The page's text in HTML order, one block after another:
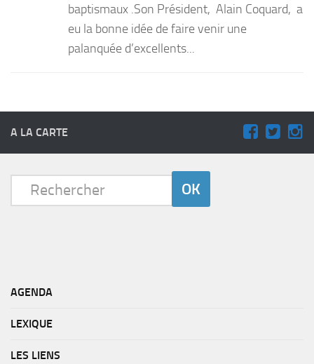
baptismaux .Son Président, Alain Coquard, a
eu la bonne idée de faire venir une
palanquée d’excellents...
A LA CARTE
AGENDA
LEXIQUE
LES LIENS